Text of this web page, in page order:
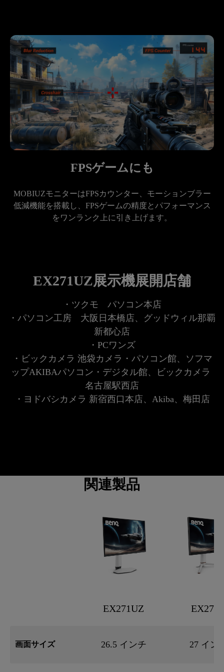
FPSゲームにも
MOBIUZモニターはFPSカウンター、モーションブラー
低減機能を搭載し、FPSゲームの精度とパフォーマンス
をワンランク上に引き上げます。
EX271UZ展示機展開店舗
・ツクモ　パソコン本店
・パソコン工房　大阪日本橋店、グッドウィル那覇
新都心店
・PCワンズ
・ビックカメラ 池袋カメラ・パソコン館、ソフマ
ップAKIBAパソコン・デジタル館、ビックカメラ
名古屋駅西店
・ヨドバシカメラ 新宿西口本店、Akiba、梅田店
関連製品
EX271UZ
画面サイズ 26.5 インチ 27 イン